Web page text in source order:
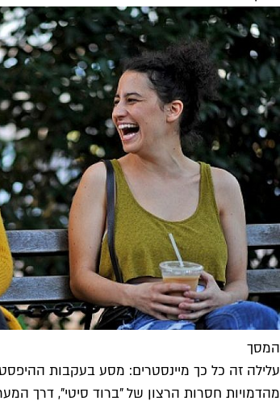
המסך
עלילה זה כל כך מיינסטרים: מסע בעקבות ההיפסטר
מהדמויות חסרות הרצון של "ברוד סיטי", דרך